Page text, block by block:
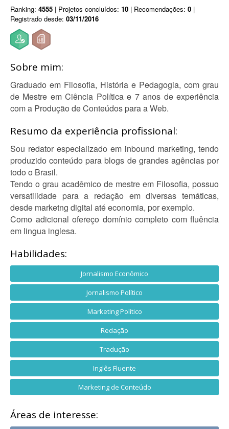
Ranking: 4555 | Projetos concluídos: 10 | Recomendações: 0 |
Registrado desde: 03/11/2016
Sobre mim:
Graduado em Filosofia, História e Pedagogia, com grau
de Mestre em Ciência Política e 7 anos de experiência
com a Produção de Conteúdos para a Web.
Resumo da experiência profissional:
Sou redator especializado em inbound marketing, tendo
produzido conteúdo para blogs de grandes agências por
todo o Brasil.
Tendo o grau acadêmico de mestre em Filosofia, possuo
versatilidade para a redação em diversas temáticas,
desde marketng digital até economia, por exemplo.
Como adicional ofereço domínio completo com fluência
em lingua inglesa.
Habilidades:
Jornalismo Econômico
Jornalismo Político
Marketing Político
Redação
Tradução
Inglês Fluente
Marketing de Conteúdo
Áreas de interesse: